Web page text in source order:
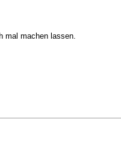
mal machen lassen.